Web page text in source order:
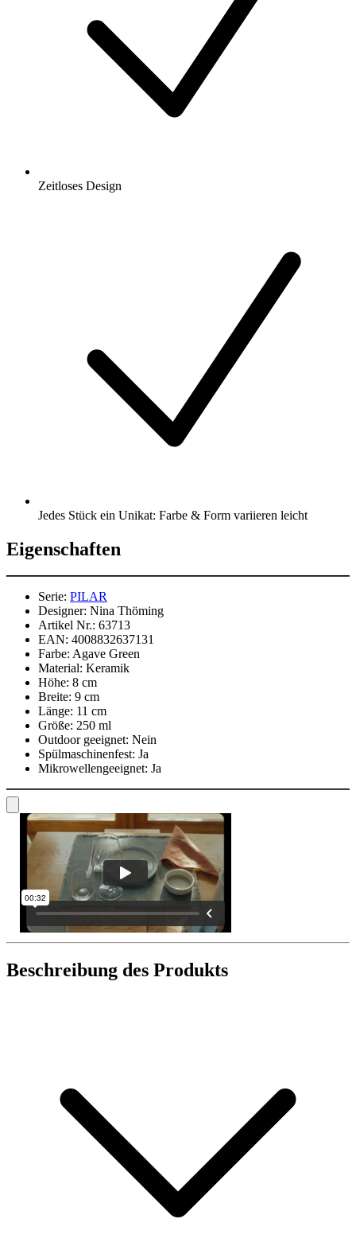
Zeitloses Design
Jedes Stück ein Unikat: Farbe & Form variieren leicht
Eigenschaften
Serie: PILAR
Designer: Nina Thöming
Artikel Nr.: 63713
EAN: 4008832637131
Farbe: Agave Green
Material: Keramik
Höhe: 8 cm
Breite: 9 cm
Länge: 11 cm
Größe: 250 ml
Outdoor geeignet: Nein
Spülmaschinenfest: Ja
Mikrowellengeeignet: Ja
Beschreibung des Produkts